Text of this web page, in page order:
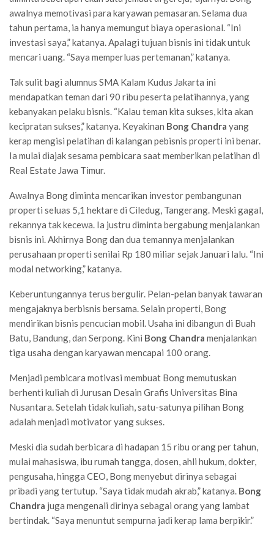
awalnya memotivasi para karyawan pemasaran. Selama dua
tahun pertama, ia hanya memungut biaya operasional. “Ini
investasi saya,” katanya. Apalagi tujuan bisnis ini tidak untuk
mencari uang. “Saya memperluas pertemanan,” katanya.
Tak sulit bagi alumnus SMA Kalam Kudus Jakarta ini
mendapatkan teman dari 90 ribu peserta pelatihannya, yang
kebanyakan pelaku bisnis. “Kalau teman kita sukses, kita akan
kecipratan sukses,” katanya. Keyakinan Bong Chandra yang
kerap mengisi pelatihan di kalangan pebisnis properti ini benar.
Ia mulai diajak sesama pembicara saat memberikan pelatihan di
Real Estate Jawa Timur.
Awalnya Bong diminta mencarikan investor pembangunan
properti seluas 5,1 hektare di Ciledug, Tangerang. Meski gagal,
rekannya tak kecewa. Ia justru diminta bergabung menjalankan
bisnis ini. Akhirnya Bong dan dua temannya menjalankan
perusahaan properti senilai Rp 180 miliar sejak Januari lalu. “Ini
modal networking,” katanya.
Keberuntungannya terus bergulir. Pelan-pelan banyak tawaran
mengajaknya berbisnis bersama. Selain properti, Bong
mendirikan bisnis pencucian mobil. Usaha ini dibangun di Buah
Batu, Bandung, dan Serpong. Kini Bong Chandra menjalankan
tiga usaha dengan karyawan mencapai 100 orang.
Menjadi pembicara motivasi membuat Bong memutuskan
berhenti kuliah di Jurusan Desain Grafis Universitas Bina
Nusantara. Setelah tidak kuliah, satu-satunya pilihan Bong
adalah menjadi motivator yang sukses.
Meski dia sudah berbicara di hadapan 15 ribu orang per tahun,
mulai mahasiswa, ibu rumah tangga, dosen, ahli hukum, dokter,
pengusaha, hingga CEO, Bong menyebut dirinya sebagai
pribadi yang tertutup. “Saya tidak mudah akrab,” katanya. Bong
Chandra juga mengenali dirinya sebagai orang yang lambat
bertindak. “Saya menuntut sempurna jadi kerap lama berpikir.”